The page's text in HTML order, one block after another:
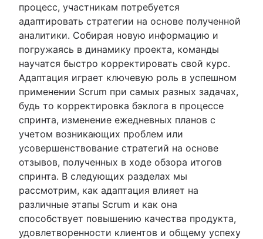
процесс, участникам потребуется
адаптировать стратегии на основе полученной
аналитики. Собирая новую информацию и
погружаясь в динамику проекта, команды
научатся быстро корректировать свой курс.
Адаптация играет ключевую роль в успешном
применении Scrum при самых разных задачах,
будь то корректировка бэклога в процессе
спринта, изменение ежедневных планов с
учетом возникающих проблем или
усовершенствование стратегий на основе
отзывов, полученных в ходе обзора итогов
спринта. В следующих разделах мы
рассмотрим, как адаптация влияет на
различные этапы Scrum и как она
способствует повышению качества продукта,
удовлетворенности клиентов и общему успеху